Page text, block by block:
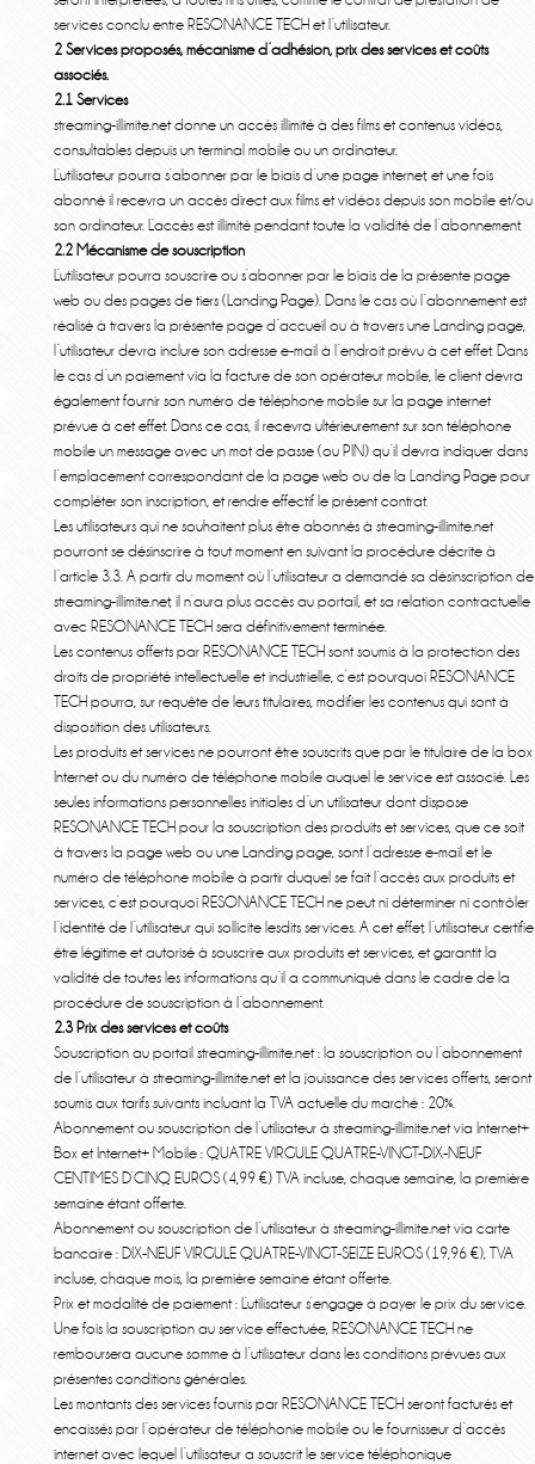
services conclu entre RESONANCE TECH et l’utilisateur.
2 Services proposés, mécanisme d’adhésion, prix des services et coûts
associés.
2.1 Services
streaming-illimite.net donne un accès illimité à des films et contenus vidéos,
consultables depuis un terminal mobile ou un ordinateur.
L’utilisateur pourra s’abonner par le biais d’une page internet, et une fois
abonné il recevra un accès direct aux films et vidéos depuis son mobile et/ou
son ordinateur. L’accès est illimité pendant toute la validité de l’abonnement.
2.2 Mécanisme de souscription
L’utilisateur pourra souscrire ou s’abonner par le biais de la présente page
web ou des pages de tiers (Landing Page). Dans le cas où l’abonnement est
réalisé à travers la présente page d’accueil ou à travers une Landing page,
l’utilisateur devra inclure son adresse e-mail à l’endroit prévu à cet effet. Dans
le cas d’un paiement via la facture de son opérateur mobile, le client devra
également fournir son numéro de téléphone mobile sur la page internet
prévue à cet effet. Dans ce cas, il recevra ultérieurement sur son téléphone
mobile un message avec un mot de passe (ou PIN) qu’il devra indiquer dans
l’emplacement correspondant de la page web ou de la Landing Page pour
compléter son inscription, et rendre effectif le présent contrat.
Les utilisateurs qui ne souhaitent plus être abonnés à streaming-illimite.net
pourront se désinscrire à tout moment en suivant la procédure décrite à
l’article 3.3. A partir du moment où l’utilisateur a demandé sa désinscription de
streaming-illimite.net, il n’aura plus accès au portail, et sa relation contractuelle
avec RESONANCE TECH sera définitivement terminée.
Les contenus offerts par RESONANCE TECH sont soumis à la protection des
droits de propriété intellectuelle et industrielle, c’est pourquoi RESONANCE
TECH pourra, sur requête de leurs titulaires, modifier les contenus qui sont à
disposition des utilisateurs.
Les produits et services ne pourront être souscrits que par le titulaire de la box
Internet ou du numéro de téléphone mobile auquel le service est associé. Les
seules informations personnelles initiales d’un utilisateur dont dispose
RESONANCE TECH pour la souscription des produits et services, que ce soit
à travers la page web ou une Landing page, sont l’adresse e-mail et le
numéro de téléphone mobile à partir duquel se fait l’accès aux produits et
services, c’est pourquoi RESONANCE TECH ne peut ni déterminer ni contrôler
l’identité de l’utilisateur qui sollicite lesdits services. A cet effet, l’utilisateur certifie
être légitime et autorisé à souscrire aux produits et services, et garantit la
validité de toutes les informations qu’il a communiqué dans le cadre de la
procédure de souscription à l’abonnement.
2.3 Prix des services et coûts
Souscription au portail streaming-illimite.net : la souscription ou l’abonnement
de l’utilisateur à streaming-illimite.net et la jouissance des services offerts, seront
soumis aux tarifs suivants incluant la TVA actuelle du marché : 20%.
Abonnement ou souscription de l’utilisateur à streaming-illimite.net via Internet+
Box et Internet+ Mobile : QUATRE VIRGULE QUATRE-VINGT-DIX-NEUF
CENTIMES D’CINQ EUROS (4,99 €) TVA incluse, chaque semaine, la première
semaine étant offerte.
Abonnement ou souscription de l’utilisateur à streaming-illimite.net via carte
bancaire : DIX-NEUF VIRGULE QUATRE-VINGT-SEIZE EUROS (19,96 €), TVA
incluse, chaque mois, la première semaine étant offerte.
Prix et modalité de paiement : L’utilisateur s’engage à payer le prix du service.
Une fois la souscription au service effectuée, RESONANCE TECH ne
remboursera aucune somme à l’utilisateur dans les conditions prévues aux
présentes conditions générales.
Les montants des services fournis par RESONANCE TECH seront facturés et
encaissés par l’opérateur de téléphonie mobile ou le fournisseur d’accès
internet avec lequel l’utilisateur a souscrit le service téléphonique